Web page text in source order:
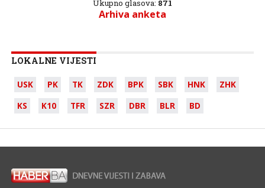
Ukupno glasova: 871
Arhiva anketa
LOKALNE VIJESTI
USK PK TK ZDK BPK SBK HNK
ZHK
KS
K10 TFR SZR DBR BLR BD